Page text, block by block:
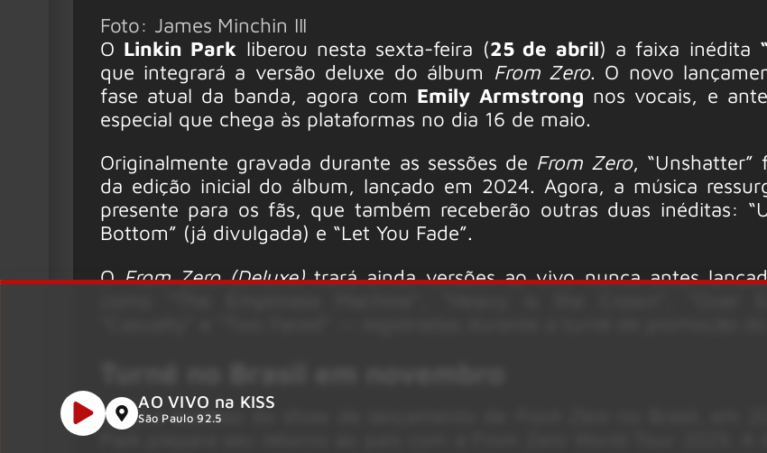
Foto: James Minchin III
O Linkin Park liberou nesta sexta-feira (25 de abril) a faixa inédita
que integrará a versão deluxe do álbum From Zero. O novo
fase atual da banda, agora com Emily Armstrong nos vocais, e
especial que chega às plataformas no dia 16 de maio.
Originalmente gravada durante as sessões de From Zero, “Unshatter”
da edição inicial do álbum, lançado em 2024. Agora, a música
presente para os fãs, que também receberão outras duas inéditas:
Bottom” (já divulgada) e “Let You Fade”.
OFrom Zero (Deluxe)trará ainda versões ao vivo nunca antes
Após o sucesso do show de lançamento de
AO VIVO na KISS
São Paulo 92.5